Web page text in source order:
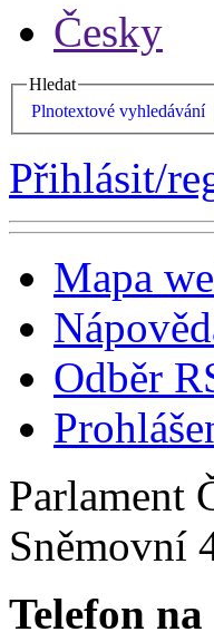
Česky
Hledat
Plnotextové vyhledávání
Přihlásit/
Mapa
Odběr
Parlament
Sněmovní
Telefon